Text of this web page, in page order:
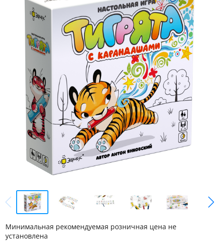
Минимальная рекомендуемая розничная цена не
установлена